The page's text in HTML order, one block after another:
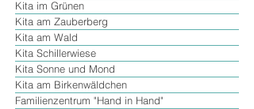
Kita im Grünen
Kita am Zauberberg
Kita am Wald
Kita Schillerwiese
Kita Sonne und Mond
Kita am Birkenwäldchen
Familienzentrum "Hand in Hand"